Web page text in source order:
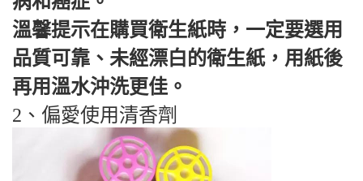
溫馨提示在購買衛生紙時，一定要選用
品質可靠、未經漂白的衛生紙，用紙後
再用溫水沖洗更佳。
2、偏愛使用清香劑